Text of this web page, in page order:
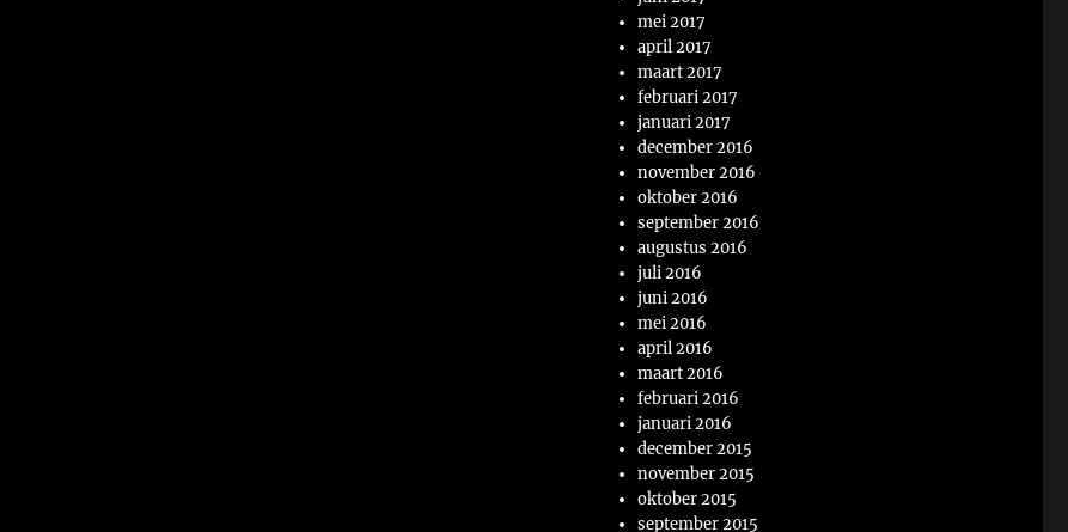
mei 2017
april 2017
maart 2017
februari 2017
januari 2017
december 2016
november 2016
oktober 2016
september 2016
augustus 2016
juli 2016
juni 2016
mei 2016
april 2016
maart 2016
februari 2016
januari 2016
december 2015
november 2015
oktober 2015
september 2015